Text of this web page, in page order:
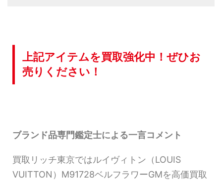
上記アイテムを買取強化中！ぜひお
売りください！
ブランド品専門鑑定士による一言コメント
買取リッチ東京ではルイヴィトン（LOUIS
VUITTON）M91728ベルフラワーGMを高価買取